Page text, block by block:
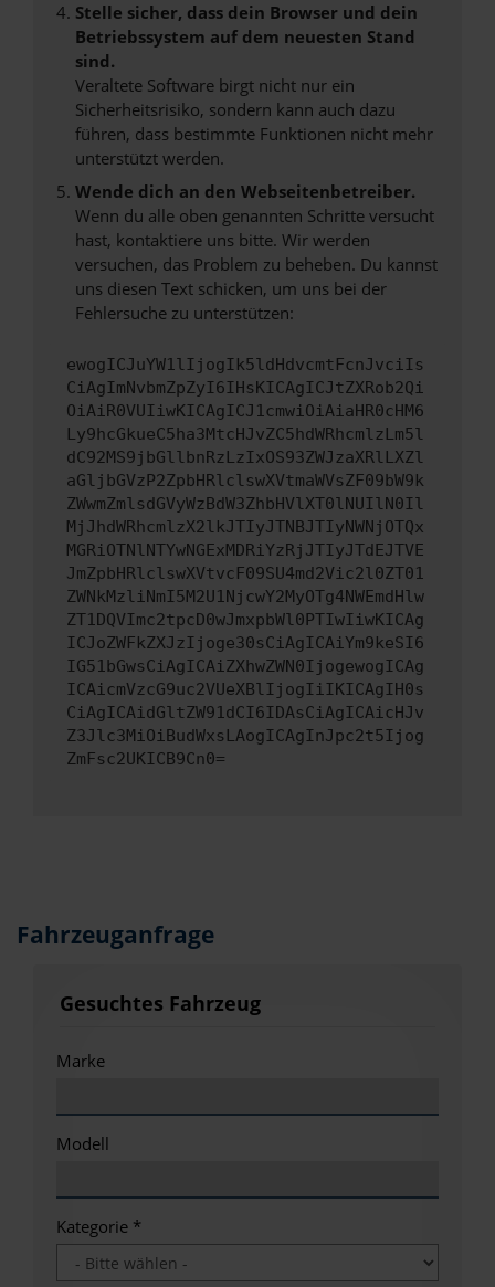
Stelle sicher, dass dein Browser und dein
Betriebssystem auf dem neuesten Stand
sind.
Veraltete Software birgt nicht nur ein
Sicherheitsrisiko, sondern kann auch dazu
führen, dass bestimmte Funktionen nicht mehr
unterstützt werden.
Wende dich an den Webseitenbetreiber.
Wenn du alle oben genannten Schritte versucht
hast, kontaktiere uns bitte. Wir werden
versuchen, das Problem zu beheben. Du kannst
uns diesen Text schicken, um uns bei der
Fehlersuche zu unterstützen:
ewogICJuYW1lIjogIk5ldHdvcmtFcnJvciIs
CiAgImNvbmZpZyI6IHsKICAgICJtZXRob2Qi
OiAiR0VUIiwKICAgICJ1cmwiOiAiaHR0cHM6
Ly9hcGkueC5ha3MtcHJvZC5hdWRhcmlzLm5l
dC92MS9jbGllbnRzLzIxOS93ZWJzaXRlLXZl
aGljbGVzP2ZpbHRlclswXVtmaWVsZF09bW9k
ZWwmZmlsdGVyWzBdW3ZhbHVlXT0lNUIlN0Il
MjJhdWRhcmlzX2lkJTIyJTNBJTIyNWNjOTQx
MGRiOTNlNTYwNGExMDRiYzRjJTIyJTdEJTVE
JmZpbHRlclswXVtvcF09SU4md2Vic2l0ZT01
ZWNkMzliNmI5M2U1NjcwY2MyOTg4NWEmdHlw
ZT1DQVImc2tpcD0wJmxpbWl0PTIwIiwKICAg
ICJoZWFkZXJzIjoge30sCiAgICAiYm9keSI6
IG51bGwsCiAgICAiZXhwZWN0IjogewogICAg
ICAicmVzcG9uc2VUeXBlIjogIiIKICAgIH0s
CiAgICAidGltZW91dCI6IDAsCiAgICAicHJv
Z3Jlc3MiOiBudWxsLAogICAgInJpc2t5Ijog
ZmFsc2UKICB9Cn0=
Fahrzeuganfrage
Gesuchtes Fahrzeug
Marke
Modell
Kategorie *